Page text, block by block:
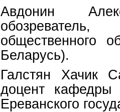
Авдонин
обозреватель,
общественного
Беларусь).
Галстян Хачик
доцент кафедры
Ереванского